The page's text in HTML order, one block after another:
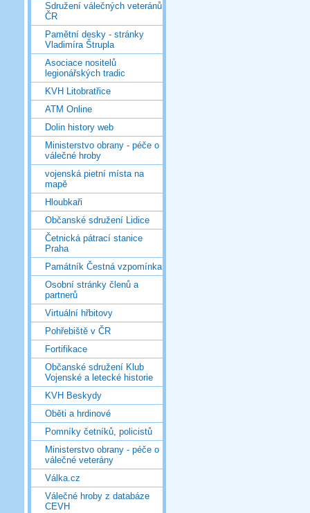
Sdružení válečných veteránů
ČR
Pamětní desky - stránky
Vladimíra Štrupla
Asociace nositelů
legionářských tradic
KVH Litobratřice
ATM Online
Dolin history web
Ministerstvo obrany - péče o
válečné hroby
vojenská pietní místa na
mapě
Hloubkaři
Občanské sdružení Lidice
Četnická pátrací stanice
Praha
Památník Čestná vzpomínka
Osobní stránky členů a
partnerů
Virtuální hřbitovy
Pohřebiště v ČR
Fortifikace
Občanské sdružení Klub
Vojenské a letecké historie
KVH Beskydy
Oběti a hrdinové
Pomníky četníků, policistů
Ministerstvo obrany - péče o
válečné veterány
Válka.cz
Válečné hroby z databáze
CEVH